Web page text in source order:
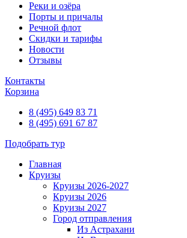
Реки и озёра
Порты и причалы
Речной флот
Скидки и тарифы
Новости
Отзывы
Контакты
Корзина
8 (495) 649 83 71
8 (495) 691 67 87
Подобрать тур
Главная
Круизы
Круизы 2026-2027
Круизы 2026
Круизы 2027
Город отправления
Из Астрахани